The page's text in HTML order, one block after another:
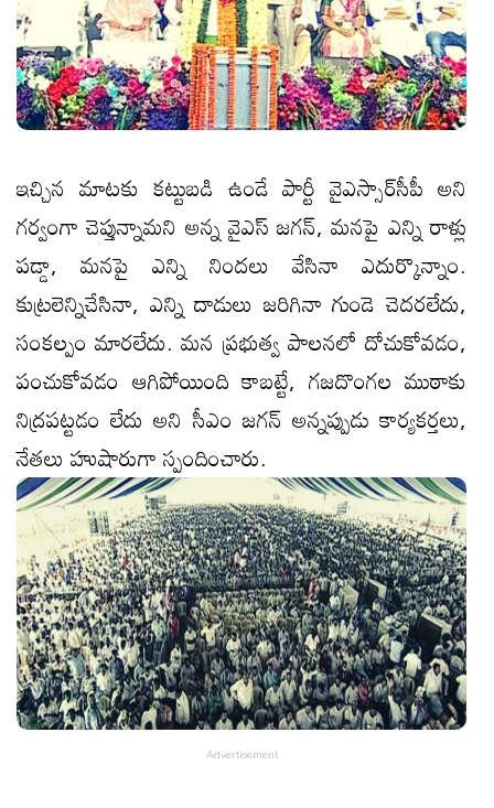
ఇచ్చిన మాటకు కట్టుబడి ఉండే పార్టీ వైఎస్సార్‌సీపీ అని
గర్వంగా చెప్తున్నామ‌ని అన్న వైఎస్ జ‌గ‌న్, మనపై ఎన్ని రాళ్లు
పడ్డా, మనపై ఎన్ని నిందలు వేసినా ఎదుర్కొన్నాం.
కుట్రలెన్నిచేసినా, ఎన్ని దాడులు జ‌రిగినా గుండె చెదరలేదు,
సంకల్పం మారలేదు. మన ప్ర‌భుత్వ‌ పాలనలో దోచుకోవడం,
పంచుకోవడం ఆగిపోయింది కాబట్టే, గజదొంగల ముఠాకు
నిద్రపట్టడం లేదు అని సీఎం జగన్ అన్న‌ప్పుడు కార్య‌క‌ర్త‌లు,
నేత‌లు హుషారుగా స్పందించారు.